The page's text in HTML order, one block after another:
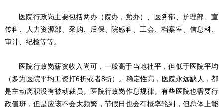
医院行政岗主要包括两办（院办，党办）、医务部、护理部、宣
传科、人力资源部、采购、后保、院感科、工会、档案室、信息科、
审计、纪检等等。
医院行政岗薪资收入尚可，一般高于当地社平，但低于医院平均
（多为医院平均工资打6折或者8折）。稳定性高，医院永远缺人，都
是主动离职没有被动裁员。医院行政岗作息规律。有些医院也需要行
政值班，但是应该不会太频繁，节假日也会有概率轮到，但总体上能